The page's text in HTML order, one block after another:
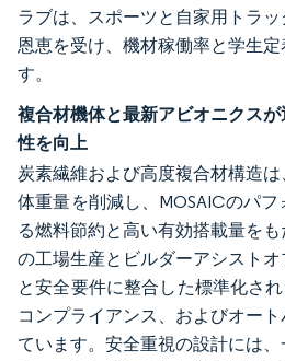
ラブは、スポーツと自家用トラ
恩恵を受け、機材稼働率と学生
す。
複合材機体と最新アビオニクス
性を向上
炭素繊維および高度複合材構造
体重量を削減し、MOSAICのパ
る燃料節約と高い有効搭載量を
の工場生産とビルダーアシスト
と安全要件に整合した標準化さ
コンプライアンス、およびオー
ています。安全重視の設計には